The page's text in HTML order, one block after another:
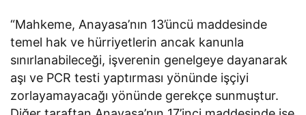
“Mahkeme, Anayasa’nın 13’üncü maddesinde
temel hak ve hürriyetlerin ancak kanunla
sınırlanabileceği, işverenin genelgeye dayanarak
aşı ve PCR testi yaptırması yönünde işçiyi
zorlayamayacağı yönünde gerekçe sunmuştur.